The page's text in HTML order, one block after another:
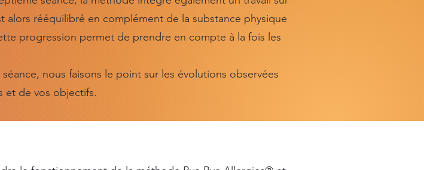
rééquilibré en complément de la substance physique
progression permet de prendre en compte à la fois les
nous faisons le point sur les évolutions observées
et de vos objectifs.